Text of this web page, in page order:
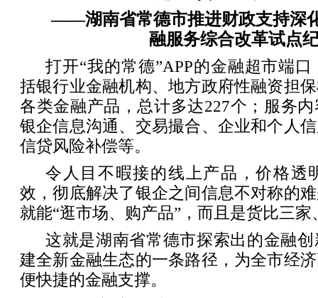
——湖南省常德市推进财政支持深
融服务综合改革试点
打开“我的常德”APP的金融超市端
括银行业金融机构、地方政府性融资担
各类金融产品，总计多达227个；服务
银企信息沟通、交易撮合、企业和个人
信贷风险补偿等。
令人目不暇接的线上产品，价格透
效，彻底解决了银企之间信息不对称的
就能“逛市场、购产品”，而且是货比三
这就是湖南省常德市探索出的金融
建全新金融生态的一条路径，为全市经
便快捷的金融支撑。